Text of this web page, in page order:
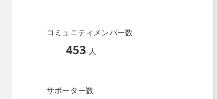
コミュニティメンバー数
453 人
サポーター数